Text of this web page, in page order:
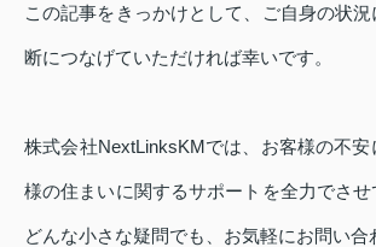
この記事をきっかけとして、ご自身の状況
断につなげていただければ幸いです。
株式会社NextLinksKMでは、お客様の不
様の住まいに関するサポートを全力でさせ
どんな小さな疑問でも、お気軽にお問い合